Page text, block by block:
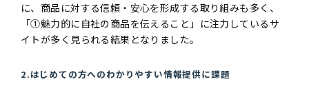
に、商品に対する信頼・安心を形成する取り組みも多く、
「①魅力的に自社の商品を伝えること」に注力しているサ
イトが多く見られる結果となりました。
2.はじめての方へのわかりやすい情報提供に課題